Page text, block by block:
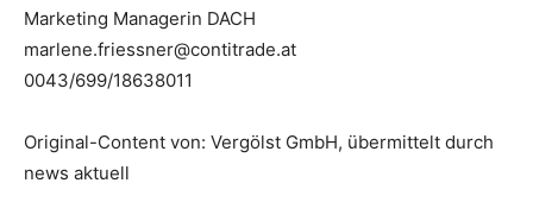
Marketing Managerin DACH
marlene.friessner@contitrade.at
0043/699/18638011
Original-Content von: Vergölst GmbH, übermittelt durch
news aktuell